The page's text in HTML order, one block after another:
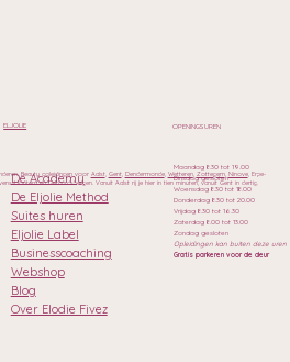
Maandag 8.30 tot 19.00
Dinsdag gesloten
Woensdag 8.30 tot 18.00
Donderdag 8.30 tot 20.00
Vrijdag 8.30 tot 16.30
Zaterdag 8.00 tot 13.00
Zondag gesloten
Opleidingen kan buiten deze uren
Gratis parkeren voor de deur
OPENINGSUREN
De Academy
De Eljolie Method
Suites huren
Eljolie Label
Businesscoaching
Webshop
Blog
Over Elodie Fivez
ELJOLIE
Beauty opleidingen voor Aalst, Gent, Dendermonde, Wetteren, Zottegem, Ninove, Erpe-
Houtem en Geraardsbergen. Vanuit Aalst rij je hier in tien minuten, vanuit Gent in dertig.